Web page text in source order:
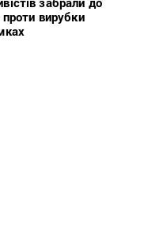
проти вирубки